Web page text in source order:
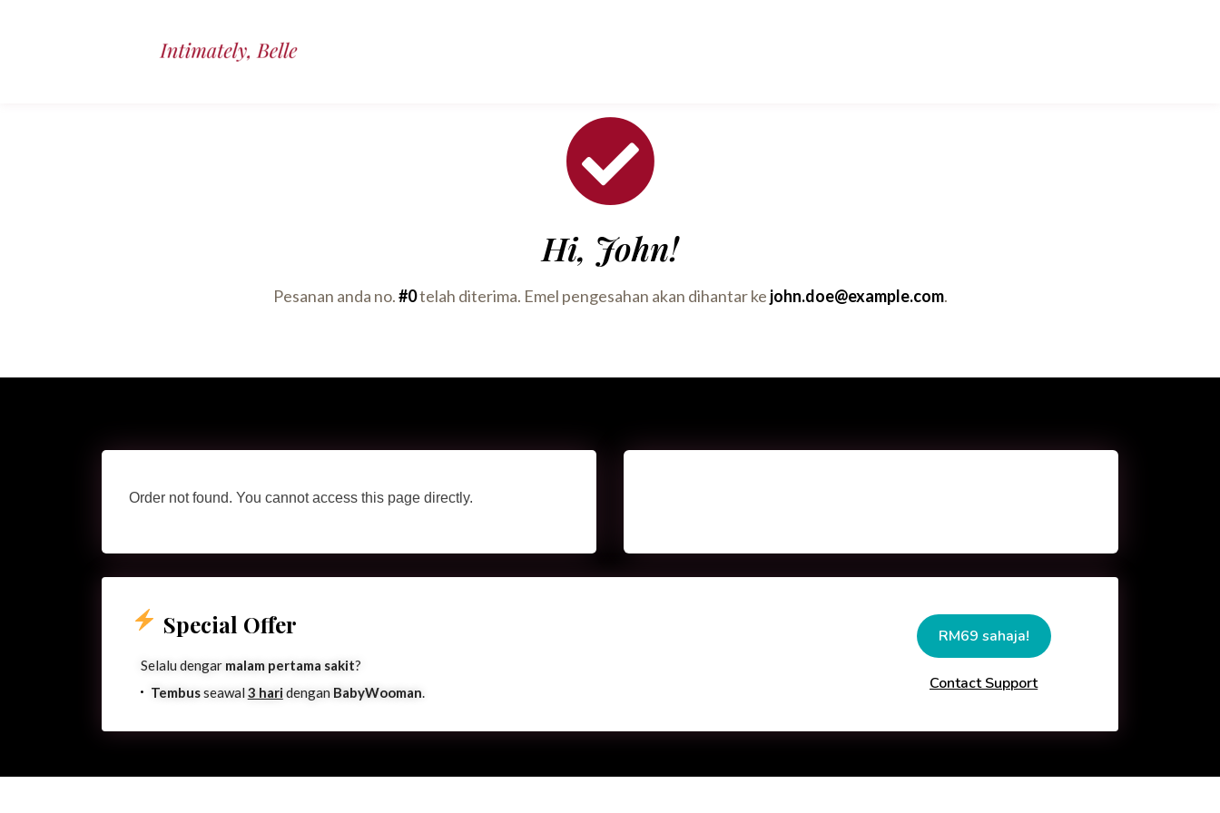
Hi, John!
Pesanan anda no.#0telah diterima. Emel pengesahan akan dihantar ke john.doe@example.com.
Order not found. You cannot access this page directly.
Special Offer
Selalu dengar malam pertama sakit?
Tembusseawal3 haridengan BabyWooman.
RM69 sahaja!
Contact Support